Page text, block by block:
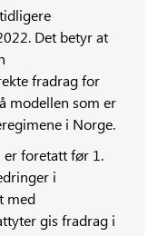
Det betyr at
fradrag for
modellen som er
i Norge.
foretatt før 1.
i
med
gis fradrag i